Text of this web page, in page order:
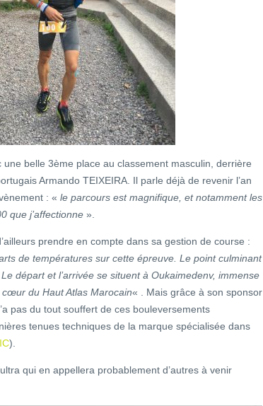
belle 3ème place au classement masculin, derrière
Armando TEIXEIRA. Il parle déjà de revenir l’an
: « le parcours est magnifique, et notamment les
que j’affectionne ».
prendre en compte dans sa gestion de course :
de températures sur cette épreuve. Le point culminant
départ et l’arrivée se situent à Oukaimedenv, immense
du Haut Atlas Marocain« . Mais grâce à son sponsor
pas du tout souffert de ces bouleversements
tenues techniques de la marque spécialisée dans
).
qui en appellera probablement d’autres à venir